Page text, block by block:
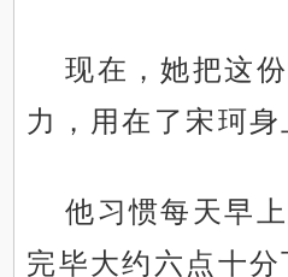
现在，她把这
力，用在了宋珂身
他习惯每天早
完毕大约六点十分